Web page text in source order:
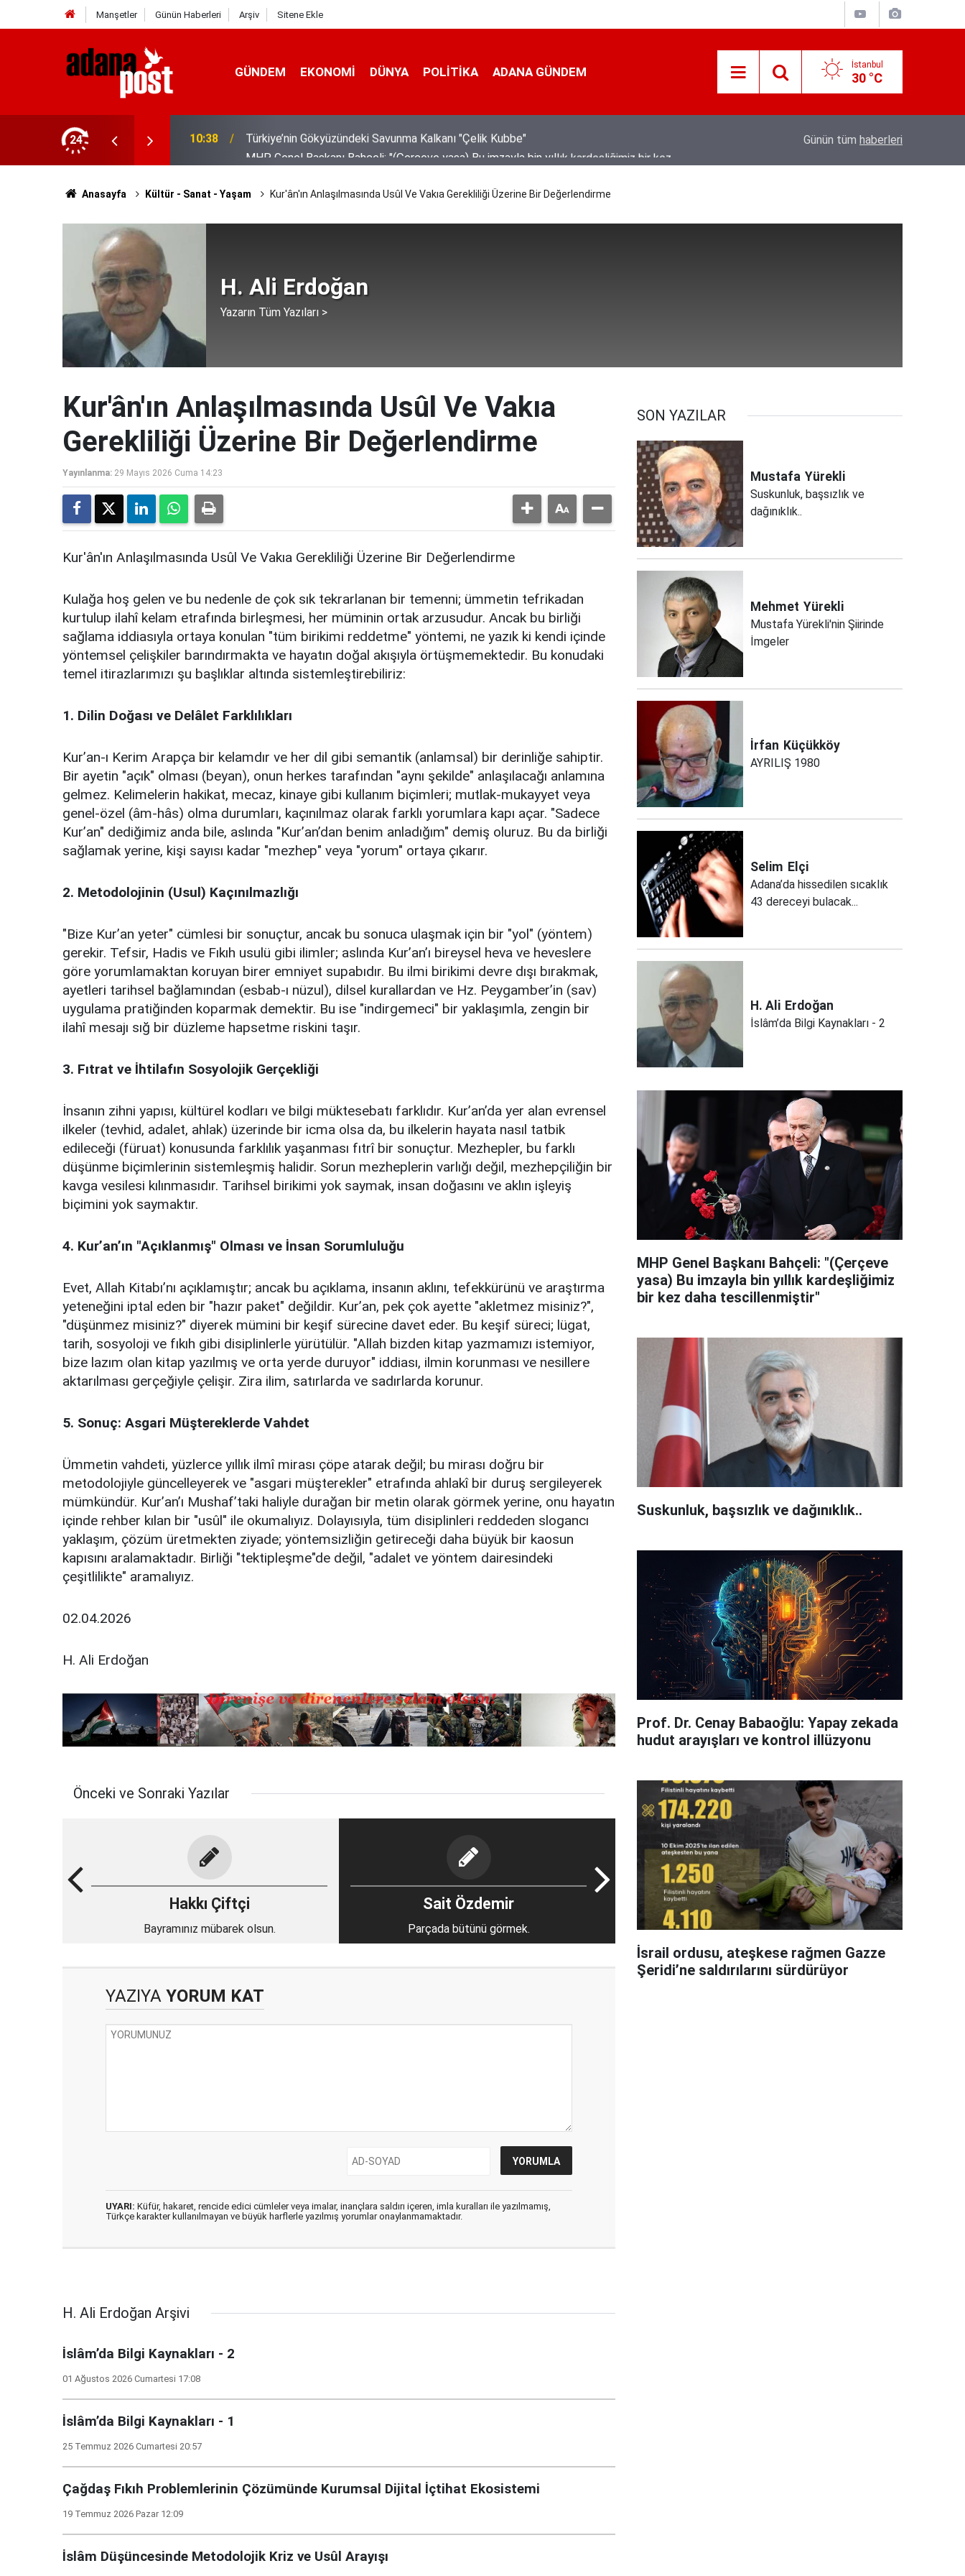
Manşetler Günün Haberleri Arşiv Sitene Ekle
GÜNDEM EKONOMI DÜNYA POLİTİKA ADANA GÜNDEM İstanbul
30 °C
24 08:11
MHP Genel Başkanı Bahçeli: "(Çerçeve yasa) Bu imzayla bin yıllık kardeşliğimiz bir kez
daha tescillenmiştir"
Tarsus'ta üzüm üreticileri fiyat farkına tepki
Günün tüm haberleri
Anasayfa Kültür - Sanat - Yaşam Kur'ân'ın Anlaşılmasında Usûl Ve Vakıa Gerekliliği Üzerine Bir Değerlendirme
H. Ali Erdoğan
Yazarın Tüm Yazıları >
Kur'ân'ın Anlaşılmasında Usûl Ve Vakıa
Gerekliliği Üzerine Bir Değerlendirme
Yayınlanma: 29 Mayıs 2026 Cuma 14:23
Kur'ân'ın Anlaşılmasında Usûl Ve Vakıa Gerekliliği Üzerine Bir Değerlendirme
Kulağa hoş gelen ​ve bu nedenle de çok sık tekrarlanan bir temenni; ümmetin tefrikadan
kurtulup ilahî kelam etrafında birleşmesi, her müminin ortak arzusudur. Ancak bu birliği
sağlama iddiasıyla ortaya konulan "tüm birikimi reddetme" yöntemi, ne yazık ki kendi içinde
yöntemsel çelişkiler barındırmakta ve hayatın doğal akışıyla örtüşmemektedir. Bu konudaki
temel itirazlarımızı şu başlıklar altında sistemleştirebiliriz:
​1. Dilin Doğası ve Delâlet Farklılıkları
​Kur’an-ı Kerim Arapça bir kelamdır ve her dil gibi semantik (anlamsal) bir derinliğe sahiptir.
Bir ayetin "açık" olması (beyan), onun herkes tarafından "aynı şekilde" anlaşılacağı anlamına
gelmez. Kelimelerin hakikat, mecaz, kinaye gibi kullanım biçimleri; mutlak-mukayyet veya
genel-özel (âm-hâs) olma durumları, kaçınılmaz olarak farklı yorumlara kapı açar. "Sadece
Kur’an" dediğimiz anda bile, aslında "Kur’an’dan benim anladığım" demiş oluruz. Bu da birliği
sağlamak yerine, kişi sayısı kadar "mezhep" veya "yorum" ortaya çıkarır.
​2. Metodolojinin (Usul) Kaçınılmazlığı
​"Bize Kur’an yeter" cümlesi bir sonuçtur, ancak bu sonuca ulaşmak için bir "yol" (yöntem)
gerekir. Tefsir, Hadis ve Fıkıh usulü gibi ilimler; aslında Kur’an’ı bireysel heva ve heveslere
göre yorumlamaktan koruyan birer emniyet supabıdır. Bu ilmi birikimi devre dışı bırakmak,
ayetleri tarihsel bağlamından (esbab-ı nüzul), dilsel kurallardan ve Hz. Peygamber’in (sav)
uygulama pratiğinden koparmak demektir. Bu ise "indirgemeci" bir yaklaşımla, zengin bir
ilahî mesajı sığ bir düzleme hapsetme riskini taşır.
​3. Fıtrat ve İhtilafın Sosyolojik Gerçekliği
​İnsanın zihni yapısı, kültürel kodları ve bilgi müktesebatı farklıdır. Kur’an’da yer alan evrensel
ilkeler (tevhid, adalet, ahlak) üzerinde bir icma olsa da, bu ilkelerin hayata nasıl tatbik
edileceği (füruat) konusunda farklılık yaşanması fıtrî bir sonuçtur. Mezhepler, bu farklı
düşünme biçimlerinin sistemleşmiş halidir. Sorun mezheplerin varlığı değil, mezhepçiliğin bir
kavga vesilesi kılınmasıdır. Tarihsel birikimi yok saymak, insan doğasını ve aklın işleyiş
biçimini yok saymaktır.
​4. Kur’an’ın "Açıklanmış" Olması ve İnsan Sorumluluğu
​Evet, Allah Kitabı’nı açıklamıştır; ancak bu açıklama, insanın aklını, tefekkürünü ve araştırma
yeteneğini iptal eden bir "hazır paket" değildir. Kur’an, pek çok ayette "akletmez misiniz?",
"düşünmez misiniz?" diyerek mümini bir keşif sürecine davet eder. Bu keşif süreci; lügat,
tarih, sosyoloji ve fıkıh gibi disiplinlerle yürütülür. "Allah bizden kitap yazmamızı istemiyor,
bize lazım olan kitap yazılmış ve orta yerde duruyor" iddiası, ilmin korunması ve nesillere
aktarılması gerçeğiyle çelişir. Zira ilim, satırlarda ve sadırlarda korunur.
​5. Sonuç: Asgari Müştereklerde Vahdet
​Ümmetin vahdeti, yüzlerce yıllık ilmî mirası çöpe atarak değil; bu mirası doğru bir
metodolojiyle güncelleyerek ve "asgari müşterekler" etrafında ahlakî bir duruş sergileyerek
mümkündür. Kur’an’ı Mushaf’taki haliyle durağan bir metin olarak görmek yerine, onu hayatın
içinde rehber kılan bir "usûl" ile okumalıyız. ​Dolayısıyla, tüm disiplinleri reddeden slogancı
yaklaşım, çözüm üretmekten ziyade; yöntemsizliğin getireceği daha büyük bir kaosun
kapısını aralamaktadır. Birliği "tektipleşme"de değil, "adalet ve yöntem dairesindeki
çeşitlilikte" aramalıyız.
02.04.2026
H. Ali Erdoğan
Önceki ve Sonraki Yazılar
Hakkı Çiftçi
Bayramınız mübarek olsun.
Sait Özdemir
Parçada bütünü görmek.
YAZIYA YORUM KAT
UYARI: Küfür, hakaret, rencide edici cümleler veya imalar, inançlara saldırı içeren, imla kuralları ile yazılmamış,
Türkçe karakter kullanılmayan ve büyük harflerle yazılmış yorumlar onaylanmamaktadır.
H. Ali Erdoğan Arşivi
İslâm’da Bilgi Kaynakları - 2
01 Ağustos 2026 Cumartesi 17:08
İslâm’da Bilgi Kaynakları - 1
25 Temmuz 2026 Cumartesi 20:57
Çağdaş Fıkıh Problemlerinin Çözümünde Kurumsal Dijital İçtihat Ekosistemi
19 Temmuz 2026 Pazar 12:09
İslâm Düşüncesinde Metodolojik Kriz ve Usûl Arayışı
SON YAZILAR
Mustafa Yürekli
Suskunluk, başsızlık ve
dağınıklık..
Mehmet Yürekli
Mustafa Yürekli'nin Şiirinde
İmgeler
İrfan Küçükköy
AYRILIŞ 1980
Selim Elçi
Adana’da hissedilen sıcaklık
43 dereceyi bulacak...
H. Ali Erdoğan
İslâm’da Bilgi Kaynakları - 2
MHP Genel Başkanı Bahçeli: "(Çerçeve
yasa) Bu imzayla bin yıllık kardeşliğimiz
bir kez daha tescillenmiştir"
Suskunluk, başsızlık ve dağınıklık..
Prof. Dr. Cenay Babaoğlu: Yapay zekada
hudut arayışları ve kontrol illüzyonu
İsrail ordusu, ateşkese rağmen Gazze
Şeridi’ne saldırılarını sürdürüyor